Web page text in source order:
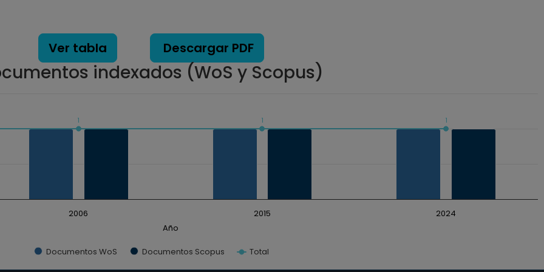
Ver tabla Descargar PDF
indexados (WoS y Scopus)
Data ranges from 1 to 1.
Año
1 1 1
Documentos WoS Documentos Scopus Total
2006 2015 2024